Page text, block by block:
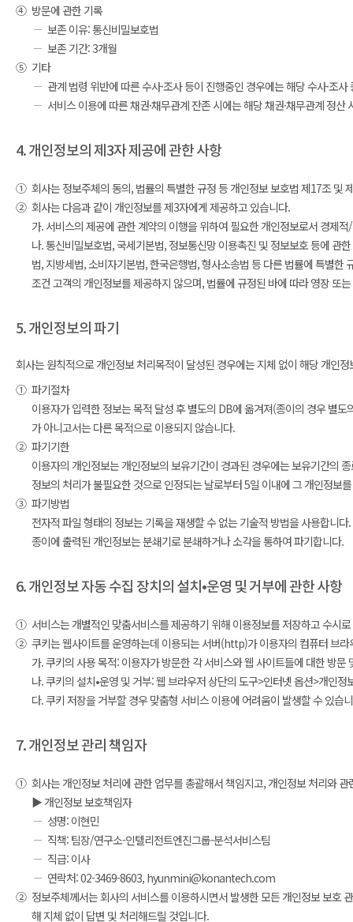
④ 방문에 관한 기록
보존 이유: 통신비밀보호법
보존 기간: 3개월
⑤ 기타
관계 법령 위반에 따른 수사·조사 등이 진행중인 경우에는 해당 수사·조사
서비스 이용에 따른 채권·채무관계 잔존 시에는 해당 채권·채무관계 정산
4. 개인정보의 제3자 제공에 관한 사항
① 회사는 정보주체의 동의, 법률의 특별한 규정 등 개인정보 보호법 제17조 및
② 회사는 다음과 같이 개인정보를 제3자에게 제공하고 있습니다.
가. 서비스의 제공에 관한 계약의 이행을 위하여 필요한 개인정보로서 경제
나. 통신비밀보호법, 국세기본법, 정보통신망 이용촉진 및 정보보호 등에 관
법, 지방세법, 소비자기본법, 한국은행법, 형사소송법 등 다른 법률에 특별
조건 고객의 개인정보를 제공하지 않으며, 법률에 규정된 바에 따라 영장 또
5. 개인정보의 파기
회사는 원칙적으로 개인정보 처리목적이 달성된 경우에는 지체 없이 해당 개인
① 파기절차
이용자가 입력한 정보는 목적 달성 후 별도의 DB에 옮겨져(종이의 경우 별
가 아니고서는 다른 목적으로 이용되지 않습니다.
② 파기기한
이용자의 개인정보는 개인정보의 보유기간이 경과된 경우에는 보유기간의
정보의 처리가 불필요한 것으로 인정되는 날로부터 5일 이내에 그 개인정보
③ 파기방법
전자적 파일 형태의 정보는 기록을 재생할 수 없는 기술적 방법을 사용합니다.
종이에 출력된 개인정보는 분쇄기로 분쇄하거나 소각을 통하여 파기합니다.
6. 개인정보 자동 수집 장치의 설치•운영 및 거부에 관한 사항
① 서비스는 개별적인 맞춤서비스를 제공하기 위해 이용정보를 저장하고 수시
② 쿠키는 웹사이트를 운영하는데 이용되는 서버(http)가 이용자의 컴퓨터 브
가. 쿠키의 사용 목적: 이용자가 방문한 각 서비스와 웹 사이트들에 대한 방
나. 쿠키의 설치•운영 및 거부: 웹 브라우저 상단의 도구>인터넷 옵션>개인
다. 쿠키 저장을 거부할 경우 맞춤형 서비스 이용에 어려움이 발생할 수 있습
7. 개인정보 관리 책임자
① 회사는 개인정보 처리에 관한 업무를 총괄해서 책임지고, 개인정보 처리와
▶ 개인정보 보호책임자
성명: 이현민
직책: 팀장/연구소-인텔리전트엔진그룹-분석서비스팀
직급: 이사
연락처: 02-3469-8603, hyunmini@konantech.com
② 정보주체께서는 회사의 서비스를 이용하시면서 발생한 모든 개인정보 보호
해 지체 없이 답변 및 처리해드릴 것입니다.